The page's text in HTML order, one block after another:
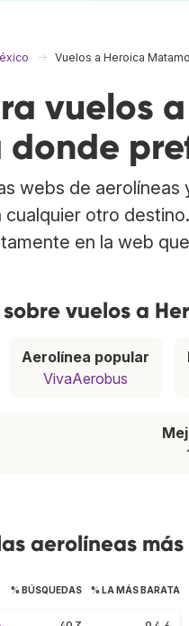
Vuelos a Heroica
vuelos
donde
webs de
cualquier otro
en la web
vuelos a
Aerolínea popular
VivaAerobus
aerolíneas
% BÚSQUEDAS % LA MÁS BARATA